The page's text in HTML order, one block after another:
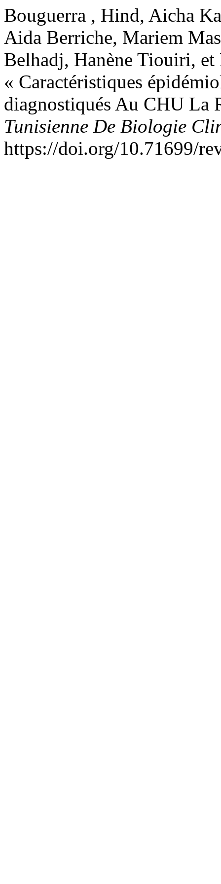
Bouguerra , Hind, Aicha
Aida Berriche, Mariem
Belhadj, Hanène Tiouiri,
« Caractéristiques
diagnostiqués Au CHU La
Tunisienne De Biologie
https://doi.org/10.71699/